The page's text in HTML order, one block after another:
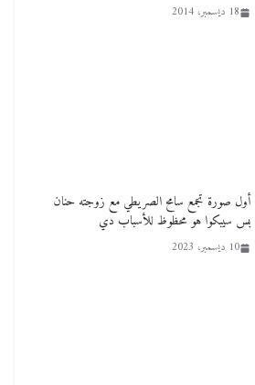
18 ديسمبر، 2014
أول صورة تجمع سامح الصريطي مع زوجته حنان
بس سيبكوا هو محظوظ للأسباب دي
10 ديسمبر، 2023